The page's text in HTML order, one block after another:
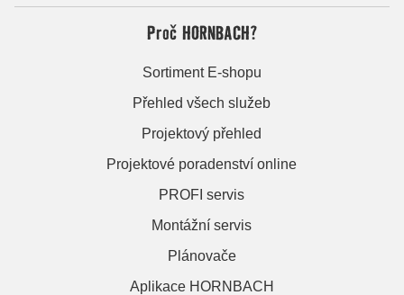
Proč HORNBACH?
Sortiment E-shopu
Přehled všech služeb
Projektový přehled
Projektové poradenství online
PROFI servis
Montážní servis
Plánovače
Aplikace HORNBACH